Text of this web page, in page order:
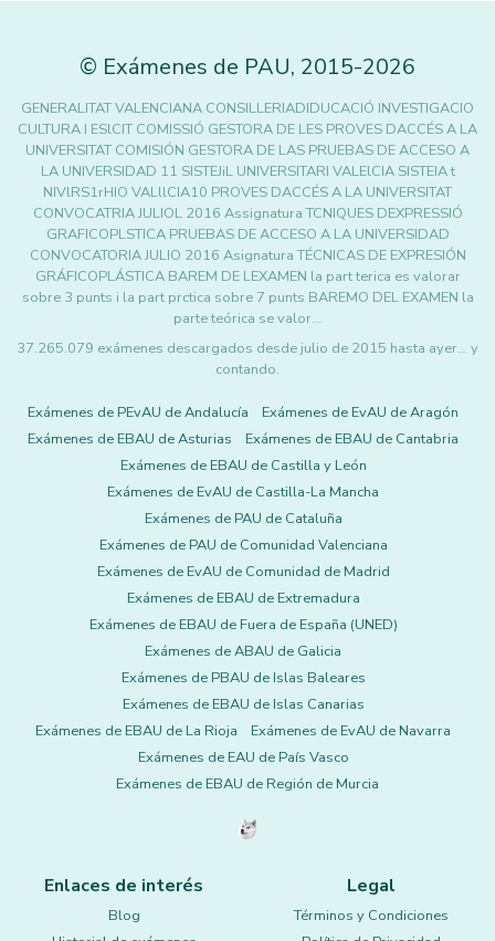
© Exámenes de PAU, 2015-2026
GENERALITAT VALENCIANA CONSILLERIADIDUCACIÓ INVESTIGACIO
CULTURA I ESlCIT COMISSIÓ GESTORA DE LES PROVES DACCÉS A LA
UNIVERSITAT COMISIÓN GESTORA DE LAS PRUEBAS DE ACCESO A
LA UNIVERSIDAD 11 SISTEJiL UNIVERSITARI VALElCIA SISTEIA t
NIVlRS1rHIO VALllCIA10 PROVES DACCÉS A LA UNIVERSITAT
CONVOCATRIA JULIOL 2016 Assignatura TCNIQUES DEXPRESSIÓ
GRAFICOPLSTICA PRUEBAS DE ACCESO A LA UNIVERSIDAD
CONVOCATORIA JULIO 2016 Asignatura TÉCNICAS DE EXPRESIÓN
GRÁFICOPLÁSTICA BAREM DE LEXAMEN la part terica es valorar
sobre 3 punts i la part prctica sobre 7 punts BAREMO DEL EXAMEN la
parte teórica se valor…
37.265.079 exámenes descargados desde julio de 2015 hasta ayer... y
contando.
Exámenes de PEvAU de Andalucía
Exámenes de EvAU de Aragón
Exámenes de EBAU de Asturias
Exámenes de EBAU de Cantabria
Exámenes de EBAU de Castilla y León
Exámenes de EvAU de Castilla-La Mancha
Exámenes de PAU de Cataluña
Exámenes de PAU de Comunidad Valenciana
Exámenes de EvAU de Comunidad de Madrid
Exámenes de EBAU de Extremadura
Exámenes de EBAU de Fuera de España (UNED)
Exámenes de ABAU de Galicia
Exámenes de PBAU de Islas Baleares
Exámenes de EBAU de Islas Canarias
Exámenes de EBAU de La Rioja
Exámenes de EvAU de Navarra
Exámenes de EAU de País Vasco
Exámenes de EBAU de Región de Murcia
Enlaces de interés
Blog
Legal
Términos y Condiciones